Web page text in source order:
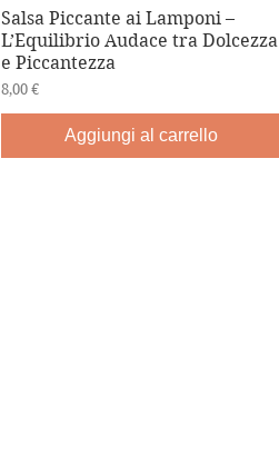
Salsa Piccante ai Lamponi –
L’Equilibrio Audace tra Dolcezza
e Piccantezza
Prezzo
8,00 €
Aggiungi al carrello